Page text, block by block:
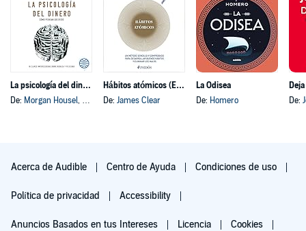
La psicología del dinero
De: Morgan Housel, y otros
Hábitos atómicos (Español neutro)
De: James Clear
La Odisea
De: Homero
De:
Acerca de Audible Centro de Ayuda Condiciones de uso
Política de privacidad Accessibility
Anuncios Basados en tus Intereses Licencia Cookies